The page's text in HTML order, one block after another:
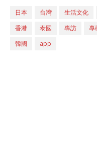
日本 台灣 生活文化
香港
泰國 專訪 專
韓國
app